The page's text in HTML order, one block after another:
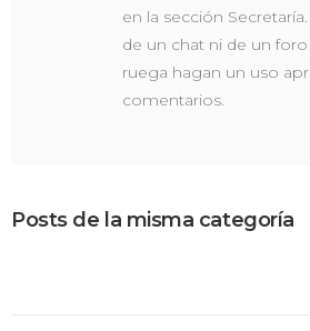
en la sección
de un chat ni de un
ruega hagan un uso
comentarios.
Posts de la misma categoría